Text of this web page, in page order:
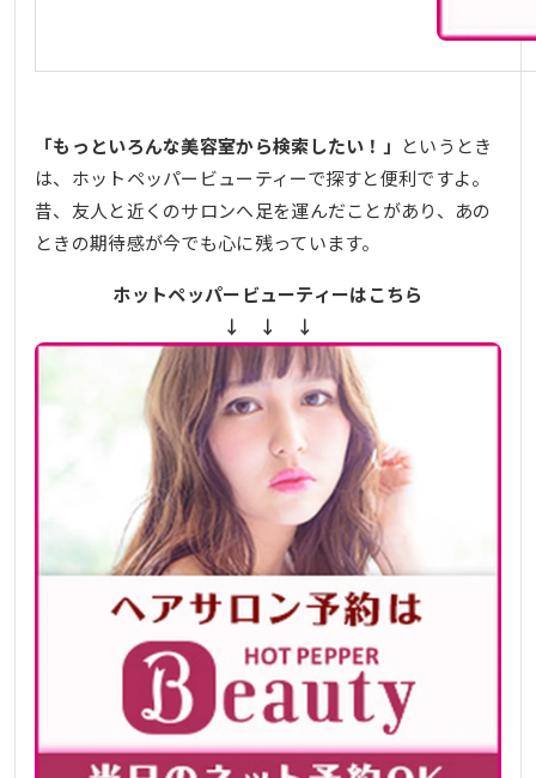
「もっといろんな美容室から検索したい！」 というとき
は、ホットペッパービューティーで探すと便利ですよ。
昔、友人と近くのサロンへ足を運んだことがあり、あの
ときの期待感が今でも心に残っています。
ホットペッパービューティーはこちら
↓ ↓ ↓